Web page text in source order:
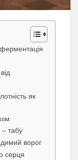
як
– табу
ворог
серця